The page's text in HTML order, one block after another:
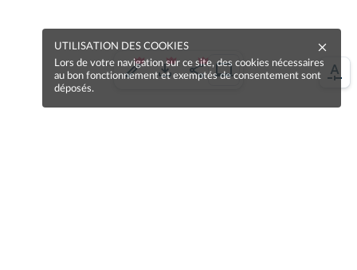
UTILISATION DES COOKIES
Lors de votre navigation sur ce site, des cookies nécessaires
au bon fonctionnement et exemptés de consentement sont
déposés.